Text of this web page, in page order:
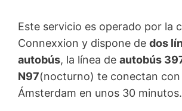
Este servicio es operado por la
Connexxion y dispone de dos
autobús, la línea de autobús
N97(nocturno) te conectan
Ámsterdam en unos 30 minutos.